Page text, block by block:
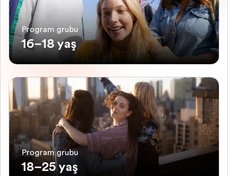
Program grubu
16–18 yaş
Program grubu
18–25 yaş